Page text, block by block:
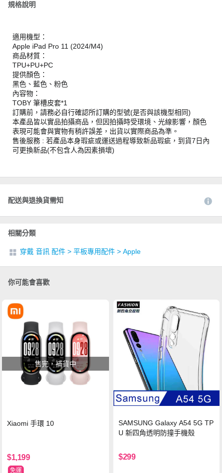
規格說明
適用機型：
Apple iPad Pro 11 (2024/M4)
商品材質：
TPU+PU+PC
提供顏色：
黑色、藍色、粉色
內容物：
TOBY 筆槽皮套*1
訂購前，請務必自行確認所訂購的型號(是否與該機型相同)
本產品皆以實品拍攝商品，但因拍攝時受環境、光線影響，顏色
表現可能會與實物有稍許誤差，出貨以實際商品為準。
售後服務 : 若產品本身瑕疵或運送過程導致新品瑕疵，到貨7日內
可更換新品(不包含人為因素損壞)
配送與退換貨需知
相關分類
穿戴 音訊 配件 > 平板專用配件 > Apple
你可能會喜歡
售完，補貨中
Xiaomi 手環 10
$1,199
免運
SAMSUNG Galaxy A54 5G TP
U 新四角透明防撞手機殼
$299